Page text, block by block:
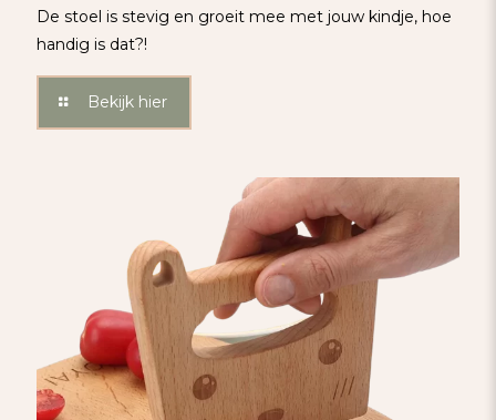
De stoel is stevig en groeit mee met jouw kindje, hoe
handig is dat?!
Bekijk hier